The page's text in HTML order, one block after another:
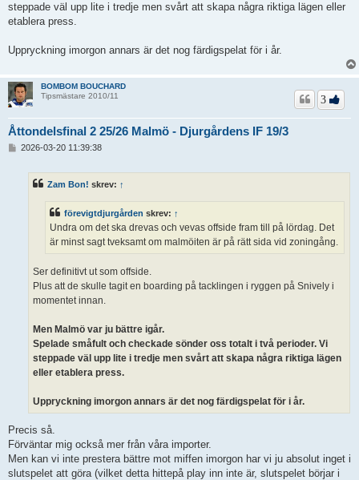
steppade väl upp lite i tredje men svårt att skapa några riktiga lägen eller
etablera press.
Uppryckning imorgon annars är det nog färdigspelat för i år.
BOMBOM BOUCHARD
Tipsmästare 2010/11
Åttondelsfinal 2 25/26 Malmö - Djurgårdens IF 19/3
3
2026-03-20 11:39:38
Zam Bon! skrev: ↑
förevigtdjurgården skrev: ↑
Undra om det ska drevas och vevas offside fram till på lördag. Det
är minst sagt tveksamt om malmöiten är på rätt sida vid zoningång.
Ser definitivt ut som offside.
Plus att de skulle tagit en boarding på tacklingen i ryggen på Snively i
momentet innan.
Men Malmö var ju bättre igår.
Spelade småfult och checkade sönder oss totalt i två perioder. Vi
steppade väl upp lite i tredje men svårt att skapa några riktiga lägen
eller etablera press.
Uppryckning imorgon annars är det nog färdigspelat för i år.
Precis så.
Förväntar mig också mer från våra importer.
Men kan vi inte prestera bättre mot miffen imorgon har vi ju absolut inget i
slutspelet att göra (vilket detta hittepå play inn inte är, slutspelet börjar i